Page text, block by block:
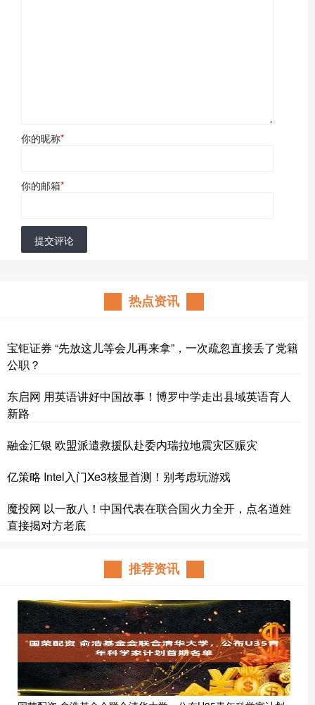
你的昵称*
你的邮箱*
提交评论
热点资讯
宝钜证券 “先放这儿等会儿再来拿”，一次疏忽直接丢了党籍
公职？
东启网 用英语讲好中国故事！博罗中学走出县域英语育人
新路
融金汇银 欧盟派遣救援队赴委内瑞拉地震灾区赈灾
亿策略 Intel入门Xe3核显首测！别考虑玩游戏
魔投网 以一敌八！中国代表在联合国火力全开，点名道姓
直接揭对方老底
推荐资讯